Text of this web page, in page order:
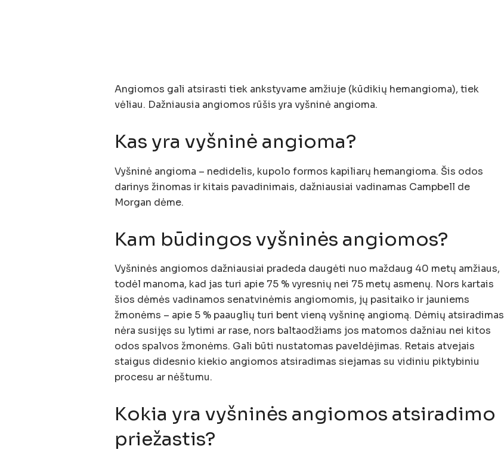
Angiomos gali atsirasti tiek ankstyvame amžiuje (kūdikių hemangioma), tiek
vėliau. Dažniausia angiomos rūšis yra vyšninė angioma.
Kas yra vyšninė angioma?
Vyšninė angioma – nedidelis, kupolo formos kapiliarų hemangioma. Šis odos
darinys žinomas ir kitais pavadinimais, dažniausiai vadinamas Campbell de
Morgan dėme.
Kam būdingos vyšninės angiomos?
Vyšninės angiomos dažniausiai pradeda daugėti nuo maždaug 40 metų amžiaus,
todėl manoma, kad jas turi apie 75 % vyresnių nei 75 metų asmenų. Nors kartais
šios dėmės vadinamos senatvinėmis angiomomis, jų pasitaiko ir jauniems
žmonėms – apie 5 % paauglių turi bent vieną vyšninę angiomą. Dėmių atsiradimas
nėra susijęs su lytimi ar rase, nors baltaodžiams jos matomos dažniau nei kitos
odos spalvos žmonėms. Gali būti nustatomas paveldėjimas. Retais atvejais
staigus didesnio kiekio angiomos atsiradimas siejamas su vidiniu piktybiniu
procesu ar nėštumu.
Kokia yra vyšninės angiomos atsiradimo
priežastis?